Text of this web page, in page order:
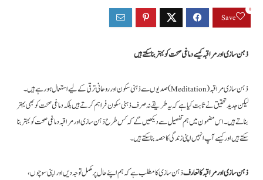
Save
0
ذہن سازی اور مراقبہ کیسے دماغی صحت کو بہتر بنا سکتے ہیں
ذہن سازی مراقبہ (Meditation) صدیوں سے ذہنی سکون اور روحانی ترقی کے لیے استعمال ہو رہے ہیں۔
لیکن جدید تحقیق نے ثابت کیا ہے کہ یہ طریقے نہ صرف ذہنی سکون فراہم کرتے ہیں بلکہ دماغی صحت کو بھی بہتر
بناتے ہیں۔ اس مضمون میں ہم تفصیل سے دیکھیں گے کہ کس طرح ذہن سازی اور مراقبہ دماغی صحت کو بہتر بنا
سکتے ہیں اور کیسے آپ انہیں اپنی زندگی کا حصہ بنا سکتے ہیں۔
ذہن سازی اور مراقبہ کا تعارفذہن سازی کا مطلب ہے کہ ہم اپنے حال پر مکمل توجہ دیں اور اپنی سوچوں،